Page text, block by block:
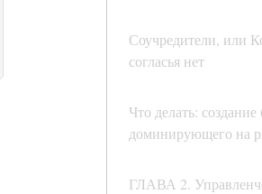
Соучредители, или
согласья нет
Что делать: создание
доминирующего на
ГЛАВА 2.